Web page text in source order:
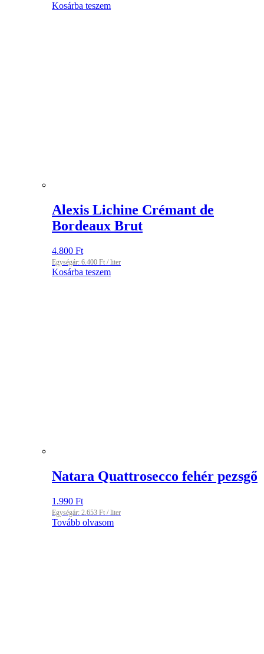
Kosárba teszem
Alexis Lichine Crémant de
Bordeaux Brut
4.800 Ft
Egységár: 6.400 Ft / liter
Kosárba teszem
Natara Quattrosecco fehér pezsgő
1.990 Ft
Egységár: 2.653 Ft / liter
Tovább olvasom